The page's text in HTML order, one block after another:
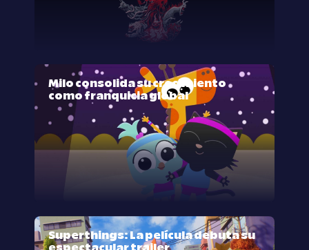
Milo consolida su crecimiento
como franquicia global
Superthings: La película debuta su